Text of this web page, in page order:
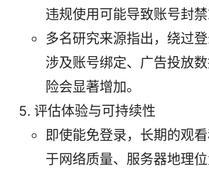
违规使用可能导致账号封禁
多名研究来源指出，绕过
涉及账号绑定、广告投放
险会显著增加。
评估体验与可持续性
即使能免登录，长期的观
于网络质量、服务器地理